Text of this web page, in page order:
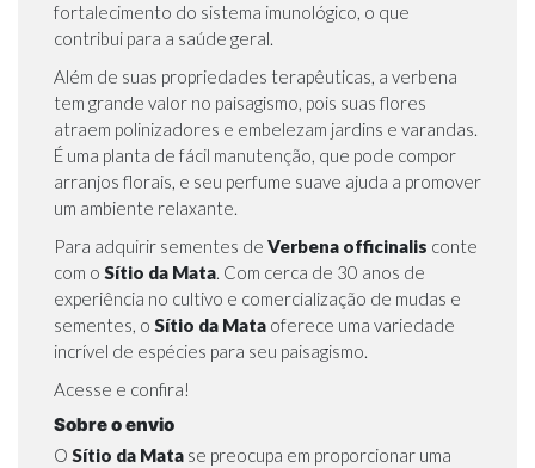
fortalecimento do sistema imunológico, o que
contribui para a saúde geral.
Além de suas propriedades terapêuticas, a verbena
tem grande valor no paisagismo, pois suas flores
atraem polinizadores e embelezam jardins e varandas.
É uma planta de fácil manutenção, que pode compor
arranjos florais, e seu perfume suave ajuda a promover
um ambiente relaxante.
Para adquirir sementes de Verbena officinalis conte
com o Sítio da Mata. Com cerca de 30 anos de
experiência no cultivo e comercialização de mudas e
sementes, o Sítio da Mata oferece uma variedade
incrível de espécies para seu paisagismo.
Acesse e confira!
Sobre o envio
O Sítio da Mata se preocupa em proporcionar uma